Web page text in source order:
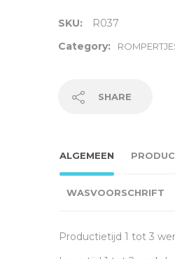
SKU:
R037
Category:
SHARE
ALGEMEEN
WASVOORSCHRIFT
Productietijd 1 tot 3